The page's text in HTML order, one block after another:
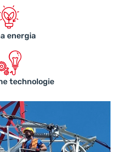
energia
technologie